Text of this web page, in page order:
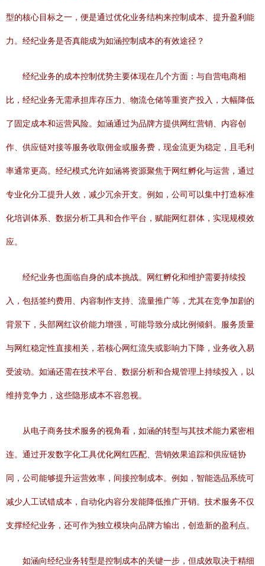
型的核心目标之一，便是通过优化业务结构来控制成本、提升盈利能
力。经纪业务是否真能成为如涵控制成本的有效途径？
经纪业务的成本控制优势主要体现在几个方面：与自营电商相
比，经纪业务无需承担库存压力、物流仓储等重资产投入，大幅降低
了固定成本和运营风险。如涵通过为品牌方提供网红营销、内容创
作、供应链对接等服务收取佣金或服务费，现金流更为稳定，且毛利
率通常更高。经纪模式允许如涵将资源聚焦于网红孵化与运营，通过
专业化分工提升人效，减少冗余开支。例如，公司可以集中打造标准
化培训体系、数据分析工具和合作平台，赋能网红群体，实现规模效
应。
经纪业务也面临自身的成本挑战。网红孵化和维护需要持续投
入，包括签约费用、内容制作支持、流量推广等，尤其在竞争加剧的
背景下，头部网红议价能力增强，可能导致分成比例倾斜。服务质量
与网红稳定性直接相关，若核心网红流失或影响力下降，业务收入易
受波动。如涵还需在技术平台、数据分析和合规管理上持续投入，以
维持竞争力，这些隐形成本不容忽视。
从电子商务技术服务的视角看，如涵的转型与其技术能力紧密相
连。通过开发数字化工具优化网红匹配、营销效果追踪和供应链协
同，公司能够提升运营效率，间接控制成本。例如，智能选品系统可
减少人工试错成本，自动化内容分发能降低推广开销。技术服务不仅
支撑经纪业务，还可作为独立模块向品牌方输出，创造新的盈利点。
如涵向经纪业务转型是控制成本的关键一步，但成效取决于精细